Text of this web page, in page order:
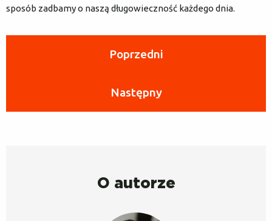
sposób zadbamy o naszą długowieczność każdego dnia.
Poprzedni
Następny
O autorze